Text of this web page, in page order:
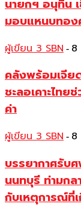
นายกฯ อนุทิน
มอบแหนบทอง
ผู้เขียน 3 SBN - 8
คลังพร้อมเจีย
ชะลอเคาะไท
ค่า
ผู้เขียน 3 SBN - 8
บรรยากาศรับ
นนทบุรี ท่ามกล
กับเหตุการณ์ที่